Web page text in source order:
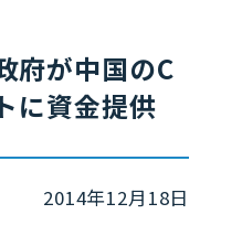
府が中国のC
に資金提供
2014年12月18日